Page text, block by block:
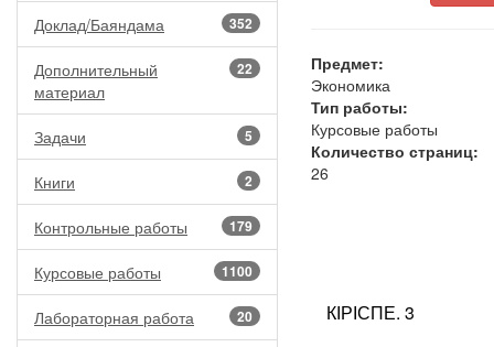
352
Доклад/Баяндама
22
Дополнительный
материал
5
Задачи
2
Книги
179
Контрольные работы
1100
Курсовые работы
20
Лабораторная работа
Предмет:
Экономика
Тип работы:
Курсовые работы
Количество страниц:
26
КІРІСПЕ. 3